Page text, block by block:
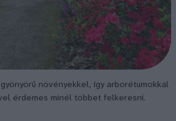
növényekkel, így arborétumokkal
érdemes minél többet felkeresni.